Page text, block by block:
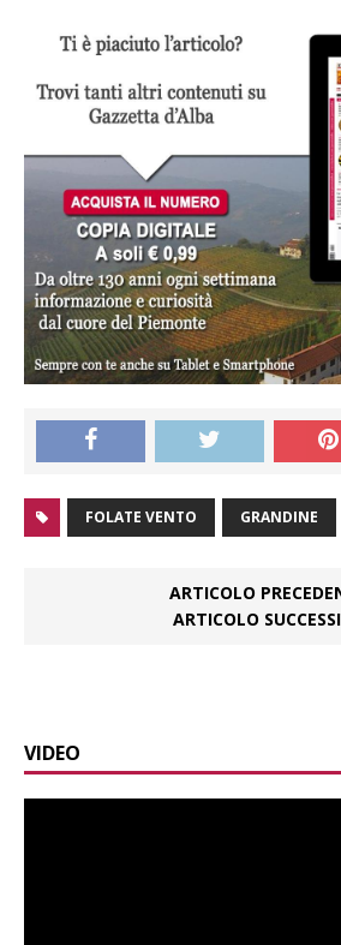
FOLATE VENTO GRANDINE
ARTICOLO
ARTICOLO
VIDEO